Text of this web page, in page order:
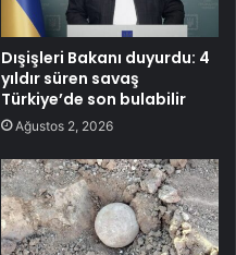
Dışişleri Bakanı duyurdu: 4
yıldır süren savaş
Türkiye’de son bulabilir
Ağustos 2, 2026